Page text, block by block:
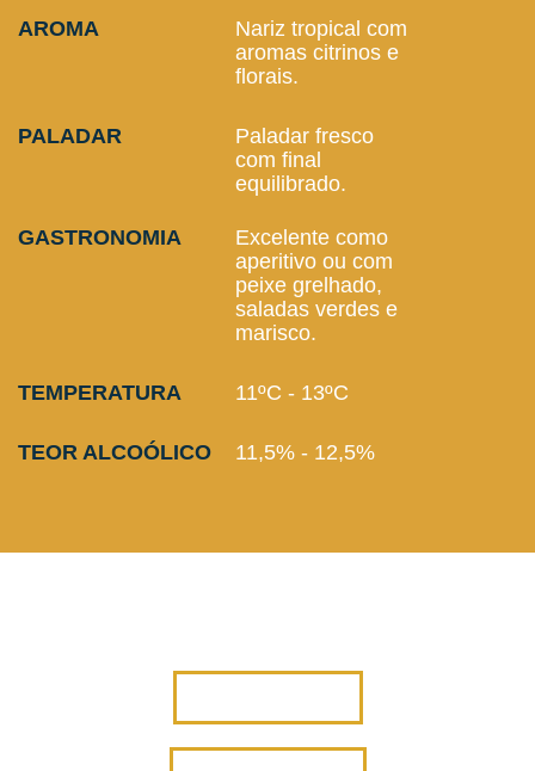
AROMA
Nariz tropical com
aromas citrinos e
florais.
PALADAR
Paladar fresco
com final
equilibrado.
GASTRONOMIA
Excelente como
aperitivo ou com
peixe grelhado,
saladas verdes e
marisco.
TEMPERATURA 11ºC - 13ºC
TEOR ALCOÓLICO 11,5% - 12,5%